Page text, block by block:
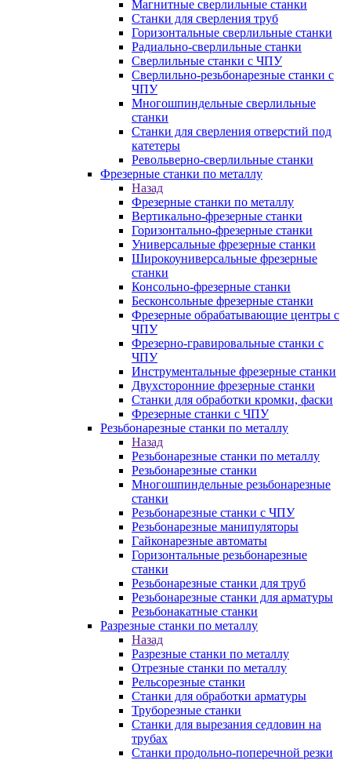
Магнитные сверлильные станки
Станки для сверления труб
Горизонтальные сверлильные станки
Радиально-сверлильные станки
Сверлильные станки с ЧПУ
Сверлильно-резьбонарезные станки с
ЧПУ
Многошпиндельные сверлильные
станки
Станки для сверления отверстий под
катетеры
Револьверно-сверлильные станки
Фрезерные станки по металлу
Назад
Фрезерные станки по металлу
Вертикально-фрезерные станки
Горизонтально-фрезерные станки
Универсальные фрезерные станки
Широкоуниверсальные фрезерные
станки
Консольно-фрезерные станки
Бесконсольные фрезерные станки
Фрезерные обрабатывающие центры с
ЧПУ
Фрезерно-гравировальные станки с
ЧПУ
Инструментальные фрезерные станки
Двухсторонние фрезерные станки
Станки для обработки кромки, фаски
Фрезерные станки с ЧПУ
Резьбонарезные станки по металлу
Назад
Резьбонарезные станки по металлу
Резьбонарезные станки
Многошпиндельные резьбонарезные
станки
Резьбонарезные станки с ЧПУ
Резьбонарезные манипуляторы
Гайконарезные автоматы
Горизонтальные резьбонарезные
станки
Резьбонарезные станки для труб
Резьбонарезные станки для арматуры
Резьбонакатные станки
Разрезные станки по металлу
Назад
Разрезные станки по металлу
Отрезные станки по металлу
Рельсорезные станки
Станки для обработки арматуры
Труборезные станки
Станки для вырезания седловин на
трубаx
Станки продольно-поперечной резки